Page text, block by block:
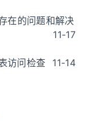
在的问题和解决
11-17
访问检查 11-14